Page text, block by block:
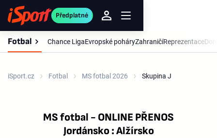
Předplatné
Fotbal Chance LigaEvropské poháryZahraničíReprezentace
iSport.cz Fotbal MS fotbal 2026 Skupina J
MS fotbal - ONLINE PŘENOS
Jordánsko : Alžírsko